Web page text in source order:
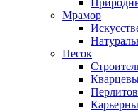
Мрамор
Песок